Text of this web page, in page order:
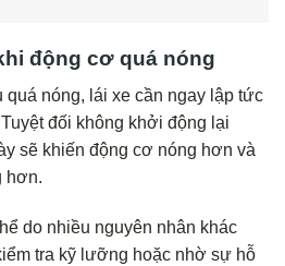
động cơ quá nóng
quá nóng, lái xe cần ngay lập tức
đối không khởi động lại
sẽ khiến động cơ nóng hơn và
hơn.
do nhiều nguyên nhân khác
tra kỹ lưỡng hoặc nhờ sự hỗ